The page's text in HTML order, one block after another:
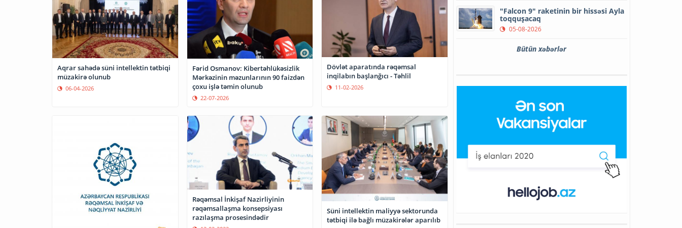
Aqrar sahədə süni intellektin tətbiqi
müzakirə olunub
06-04-2026
Fərid Osmanov: Kibertəhlükəsizlik
Mərkəzinin məzunlarının 90 faizdən
çoxu işlə təmin olunub
22-07-2026
Dövlət aparatında rəqəmsal
inqilabın başlanğıcı - Təhlil
11-02-2026
Rəqəmsal İnkişaf Nazirliyinin
rəqəmsallaşma konsepsiyası
razılaşma prosesindədir
Süni intellektin maliyyə sektorunda
tətbiqi ilə bağlı müzakirələr aparılıb
"Falcon 9" raketinin bir hissəsi Ayla
toqquşacaq
05-08-2026
Bütün xəbərlər